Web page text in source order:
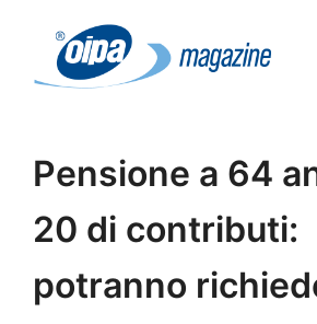
contenuto
Pensione a 64
20 di contributi:
potranno